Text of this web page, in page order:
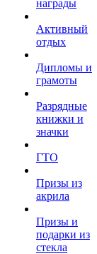
награды
Активный
отдых
Дипломы и
грамоты
Разрядные
книжки и
значки
ГТО
Призы из
акрила
Призы и
подарки из
стекла